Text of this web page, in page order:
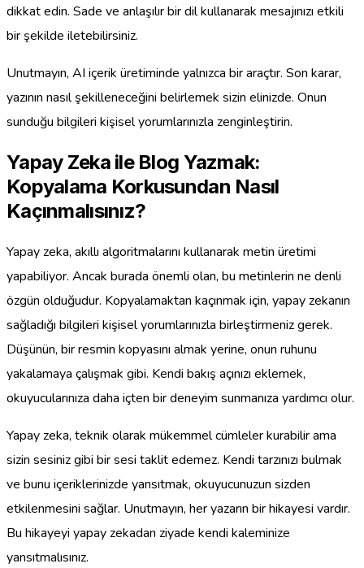
dikkat edin. Sade ve anlaşılır bir dil kullanarak mesajınızı etkili
bir şekilde iletebilirsiniz.
Unutmayın, AI içerik üretiminde yalnızca bir araçtır. Son karar,
yazının nasıl şekilleneceğini belirlemek sizin elinizde. Onun
sunduğu bilgileri kişisel yorumlarınızla zenginleştirin.
Yapay Zeka ile Blog Yazmak:
Kopyalama Korkusundan Nasıl
Kaçınmalısınız?
Yapay zeka, akıllı algoritmalarını kullanarak metin üretimi
yapabiliyor. Ancak burada önemli olan, bu metinlerin ne denli
özgün olduğudur. Kopyalamaktan kaçınmak için, yapay zekanın
sağladığı bilgileri kişisel yorumlarınızla birleştirmeniz gerek.
Düşünün, bir resmin kopyasını almak yerine, onun ruhunu
yakalamaya çalışmak gibi. Kendi bakış açınızı eklemek,
okuyucularınıza daha içten bir deneyim sunmanıza yardımcı olur.
Yapay zeka, teknik olarak mükemmel cümleler kurabilir ama
sizin sesiniz gibi bir sesi taklit edemez. Kendi tarzınızı bulmak
ve bunu içeriklerinizde yansıtmak, okuyucunuzun sizden
etkilenmesini sağlar. Unutmayın, her yazarın bir hikayesi vardır.
Bu hikayeyi yapay zekadan ziyade kendi kaleminize
yansıtmalısınız.